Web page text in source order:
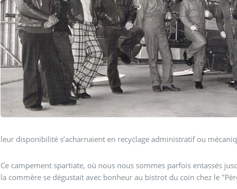
leur disponibilité s’acharnaient en recyclage administratif ou
Ce campement spartiate, où nous nous sommes parfois entassés
la commère se dégustait avec bonheur au bistrot du coin chez le